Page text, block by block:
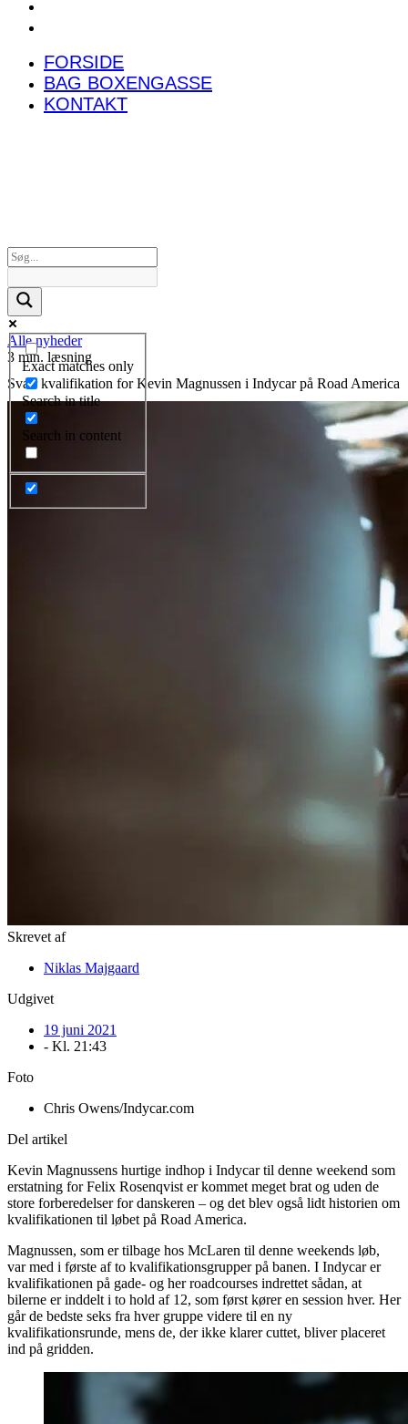
FORSIDE
BAG BOXENGASSE
KONTAKT
Exact matches only
Search in title
Search in content
Alle nyheder
3 min. læsning
Svær kvalifikation for Kevin Magnussen i Indycar på Road America
Skrevet af
Niklas Majgaard
Udgivet
19 juni 2021
- Kl. 21:43
Foto
Chris Owens/Indycar.com
Del artikel
Kevin Magnussens hurtige indhop i Indycar til denne weekend som
erstatning for Felix Rosenqvist er kommet meget brat og uden de
store forberedelser for danskeren – og det blev også lidt historien om
kvalifikationen til løbet på Road America.
Magnussen, som er tilbage hos McLaren til denne weekends løb,
var med i første af to kvalifikationsgrupper på banen. I Indycar er
kvalifikationen på gade- og her roadcourses indrettet sådan, at
bilerne er inddelt i to hold af 12, som først kører en session hver. Her
går de bedste seks fra hver gruppe videre til en ny
kvalifikationsrunde, mens de, der ikke klarer cuttet, bliver placeret
ind på gridden.